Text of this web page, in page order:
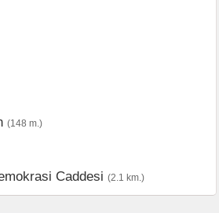
(148 m.)
Caddesi (2.1 km.)